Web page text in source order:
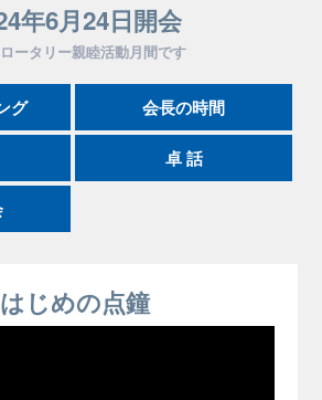
年6月24日開会
ータリー親睦活動月間です
グ 会長の時間
卓 話
はじめの点鐘